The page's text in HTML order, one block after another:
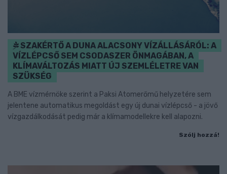
SZAKÉRTŐ A DUNA ALACSONY VÍZÁLLÁSÁRÓL: A
VÍZLÉPCSŐ SEM CSODASZER ÖNMAGÁBAN, A
KLÍMAVÁLTOZÁS MIATT ÚJ SZEMLÉLETRE VAN
SZÜKSÉG
A BME vízmérnöke szerint a Paksi Atomerőmű helyzetére sem
jelentene automatikus megoldást egy új dunai vízlépcső - a jövő
vízgazdálkodását pedig már a klímamodellekre kell alapozni.
Szólj hozzá!